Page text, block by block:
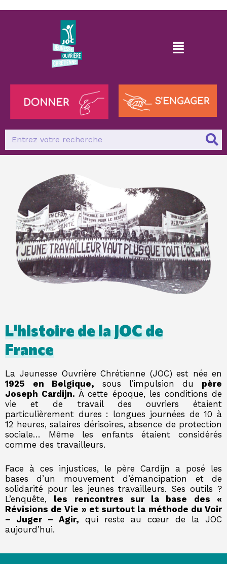
L'histoire de la JOC de
France
La Jeunesse Ouvrière Chrétienne (JOC) est née en
1925
en Belgique, sous l’impulsion du père
Joseph Cardijn. À cette époque, les conditions de
vie et de travail des ouvriers étaient
particulièrement dures : longues journées de 10 à
12 heures, salaires dérisoires, absence de protection
sociale… Même les enfants étaient considérés
comme des travailleurs.
Face à ces injustices, le père Cardijn a posé les
bases d’un mouvement d’émancipation et de
solidarité pour les jeunes travailleurs. Ses outils ?
L’enquête, les rencontres sur la base des «
Révisions de Vie » et surtout la méthode du Voir
– Juger – Agir, qui reste au cœur de la JOC
aujourd’hui.